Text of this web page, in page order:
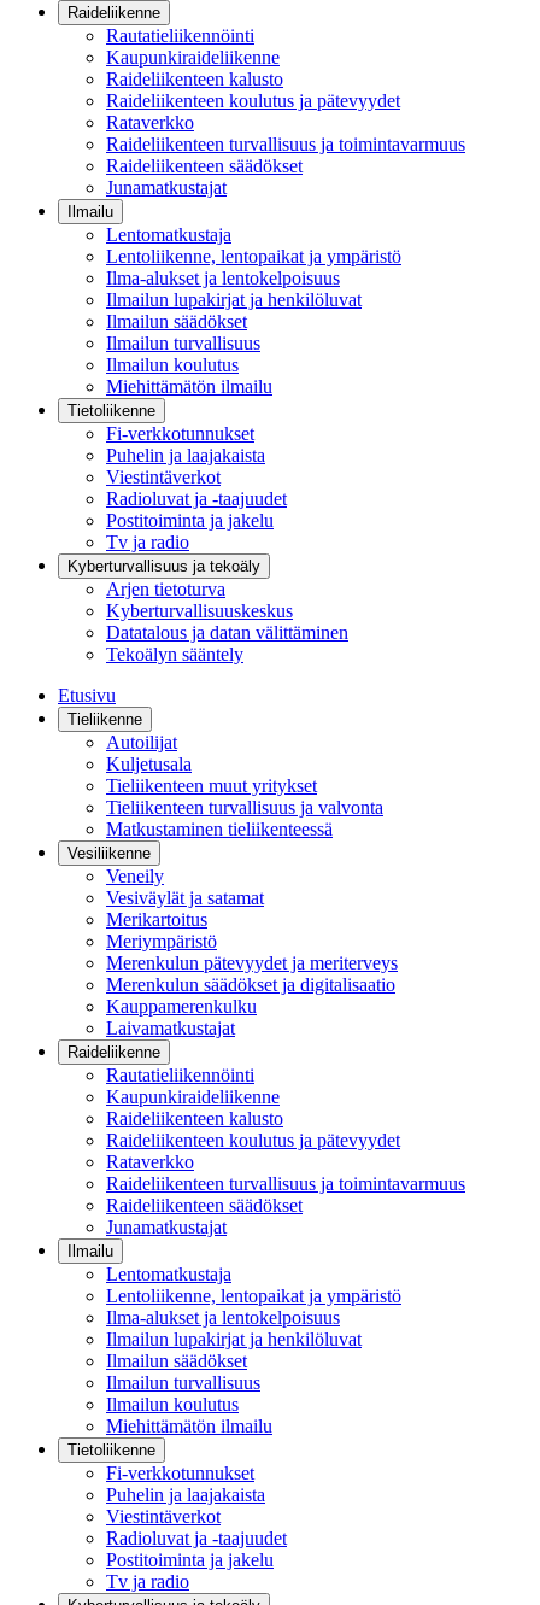
Raideliikenne
Rautatieliikennöinti
Kaupunkiraideliikenne
Raideliikenteen kalusto
Raideliikenteen koulutus ja pätevyydet
Rataverkko
Raideliikenteen turvallisuus ja toimintavarmuus
Raideliikenteen säädökset
Junamatkustajat
Ilmailu
Lentomatkustaja
Lentoliikenne, lentopaikat ja ympäristö
Ilma-alukset ja lentokelpoisuus
Ilmailun lupakirjat ja henkilöluvat
Ilmailun säädökset
Ilmailun turvallisuus
Ilmailun koulutus
Miehittämätön ilmailu
Tietoliikenne
Fi-verkkotunnukset
Puhelin ja laajakaista
Viestintäverkot
Radioluvat ja -taajuudet
Postitoiminta ja jakelu
Tv ja radio
Kyberturvallisuus ja tekoäly
Arjen tietoturva
Kyberturvallisuuskeskus
Datatalous ja datan välittäminen
Tekoälyn sääntely
Etusivu
Tieliikenne
Autoilijat
Kuljetusala
Tieliikenteen muut yritykset
Tieliikenteen turvallisuus ja valvonta
Matkustaminen tieliikenteessä
Vesiliikenne
Veneily
Vesiväylät ja satamat
Merikartoitus
Meriympäristö
Merenkulun pätevyydet ja meriterveys
Merenkulun säädökset ja digitalisaatio
Kauppamerenkulku
Laivamatkustajat
Raideliikenne
Rautatieliikennöinti
Kaupunkiraideliikenne
Raideliikenteen kalusto
Raideliikenteen koulutus ja pätevyydet
Rataverkko
Raideliikenteen turvallisuus ja toimintavarmuus
Raideliikenteen säädökset
Junamatkustajat
Ilmailu
Lentomatkustaja
Lentoliikenne, lentopaikat ja ympäristö
Ilma-alukset ja lentokelpoisuus
Ilmailun lupakirjat ja henkilöluvat
Ilmailun säädökset
Ilmailun turvallisuus
Ilmailun koulutus
Miehittämätön ilmailu
Tietoliikenne
Fi-verkkotunnukset
Puhelin ja laajakaista
Viestintäverkot
Radioluvat ja -taajuudet
Postitoiminta ja jakelu
Tv ja radio